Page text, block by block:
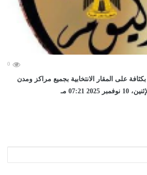
0
بكثافة على المقار الانتخابية بجميع مراكز ومدن
07:21 مـ